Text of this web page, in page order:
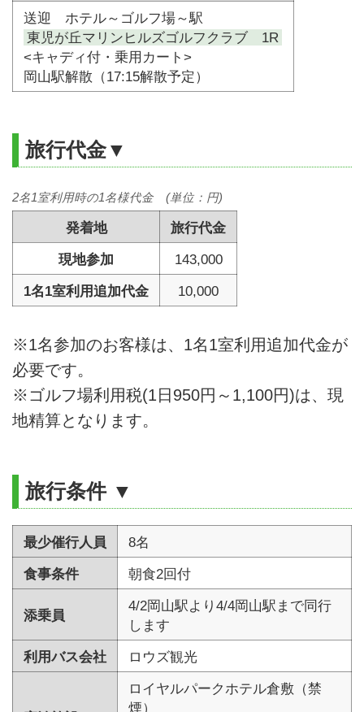
送迎 ホテル～ゴルフ場～駅
東児が丘マリンヒルズゴルフクラブ 1R
<キャディ付・乗用カート>
岡山駅解散（17:15解散予定）
旅行代金▼
発着地
旅行代金
現地参加
143,000
1名1室利用追加代金
10,000
2名1室利用時の1名様代金 (単位：円)
※1名参加のお客様は、1名1室利用追加代金が
必要です。
※ゴルフ場利用税(1日950円～1,100円)は、現
地精算となります。
旅行条件 ▼
最少催行人員
8名
食事条件
朝食2回付
添乗員
4/2岡山駅より4/4岡山駅まで同行
します
利用バス会社
ロウズ観光
ロイヤルパークホテル倉敷（禁
煙）